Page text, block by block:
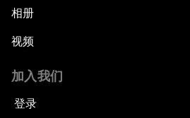
相册
视频
加入我们
登录